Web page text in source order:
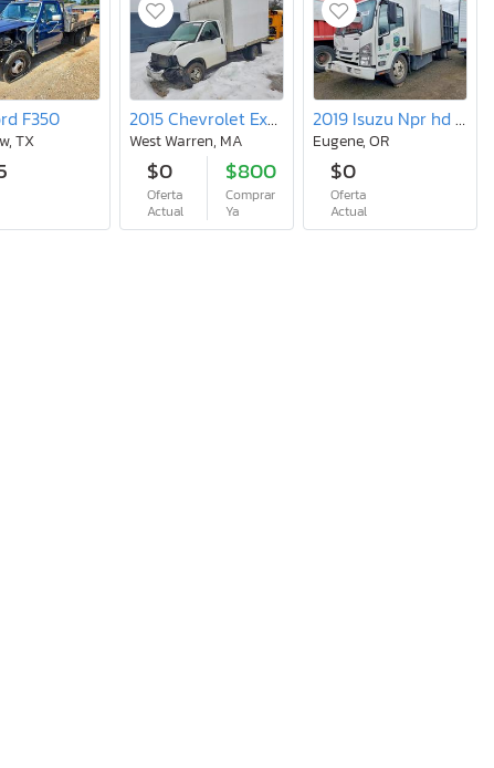
F350
TX
2015 Chevrolet Express G3500
West Warren, MA
$0
Oferta
Actual
$800
Comprar
Ya
2019 Isuzu Npr hd Flatbed Truck
Eugene, OR
$0
Oferta
Actual